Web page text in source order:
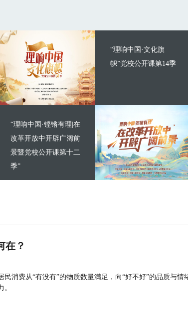
“理响中国·文化旗
帜”党校公开课第14季
“理响中国·铿锵有理|在
改革开放中开辟广阔前
景暨党校公开课第十二
季”
在？
消费从“有没有”的物质数量满足，向“好不好”的品质与情